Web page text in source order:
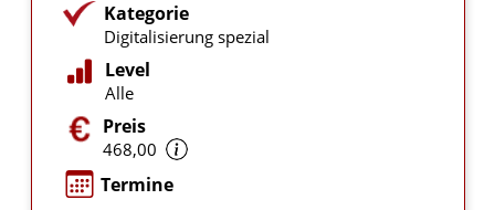
Kategorie
Digitalisierung spezial
Level
Alle
Preis
468,00
Termine